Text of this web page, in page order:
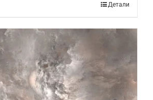
Детали